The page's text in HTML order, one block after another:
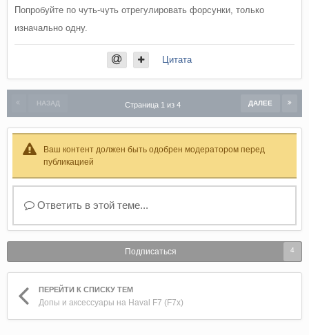
(моей храбрости хватило только на вверх /вниз,тк как
конструкция мне показалось хлипкой какой-то ) или все
улице, жидкость - 20.
Попробуйте по чуть-чуть отрегулировать форсунки, только
изначально одну.
Цитата
НАЗАД ДАЛЕЕ
Страница 1 из 4
Ваш контент должен быть одобрен модератором перед
публикацией
Ответить в этой теме...
Подписаться 4
ПЕРЕЙТИ К СПИСКУ ТЕМ
Допы и аксессуары на Haval F7 (F7x)